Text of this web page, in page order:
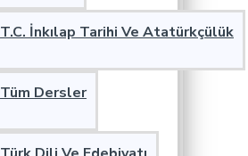
T.C. İnkılap Tarihi Ve Atatürkçülük
Tüm Dersler